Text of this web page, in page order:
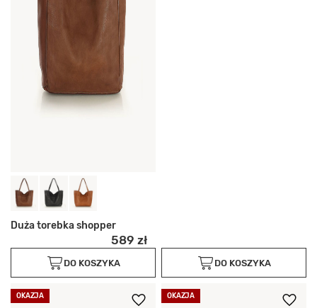
Duża torebka shopper
589 zł
DO KOSZYKA DO KOSZYKA
OKAZJA OKAZJA